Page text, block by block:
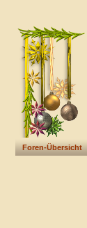
Foren-Übersicht